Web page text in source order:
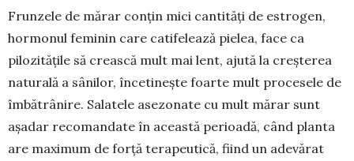
Frunzele de mărar conțin mici cantități de estro­gen,
hormonul feminin care catifelează pielea, face ca
pilozitățile să crească mult mai lent, ajută la creș­terea
naturală a sânilor, încetinește foarte mult pro­ce­sele de
îmbătrânire. Salatele asezonate cu mult mărar sunt
așadar recomandate în această perioadă, când planta
are maximum de forță terapeutică, fiind un adevărat